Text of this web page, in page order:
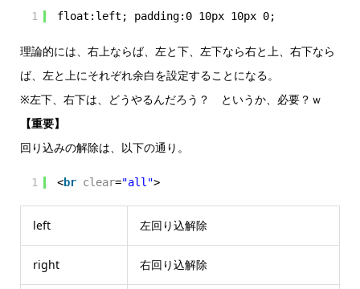
1 float:left; padding:0 10px 10px 0;
理論的には、右上ならば、左と下、左下なら右と上、右下なら
ば、左と上にそれぞれ余白を設定することになる。
※左下、右下は、どうやるんだろう？ というか、必要？ｗ
【重要】
回り込みの解除は、以下の通り。
1 <br clear="all">
left 左回り込解除
right 右回り込解除